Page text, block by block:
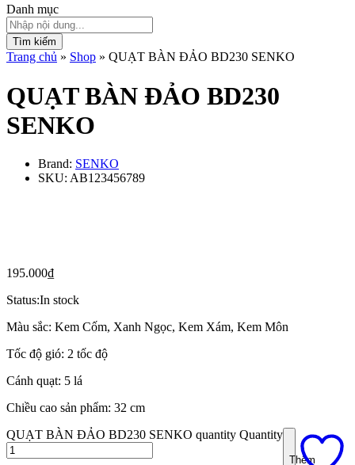
Danh mục
Tìm kiếm
Trang chủ » Shop » QUẠT BÀN ĐẢO BD230 SENKO
QUẠT BÀN ĐẢO BD230
SENKO
Brand: SENKO
SKU: AB123456789
195.000₫
Status:In stock
Màu sắc: Kem Cốm, Xanh Ngọc, Kem Xám, Kem Môn
Tốc độ gió: 2 tốc độ
Cánh quạt: 5 lá
Chiều cao sản phẩm: 32 cm
QUẠT BÀN ĐẢO BD230 SENKO quantity Quantity
Thêm